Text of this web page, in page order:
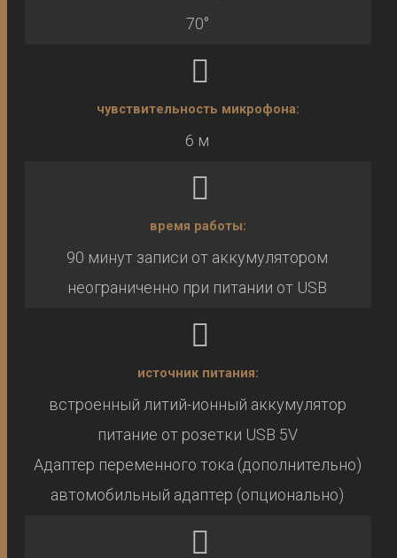
70°
чувствительность микрофона:
6 м
время работы:
90 минут записи от аккумулятором
неограниченно при питании от USB
источник питания:
встроенный литий-ионный аккумулятор
питание от розетки USB 5V
Адаптер переменного тока (дополнительно)
автомобильный адаптер (опционально)